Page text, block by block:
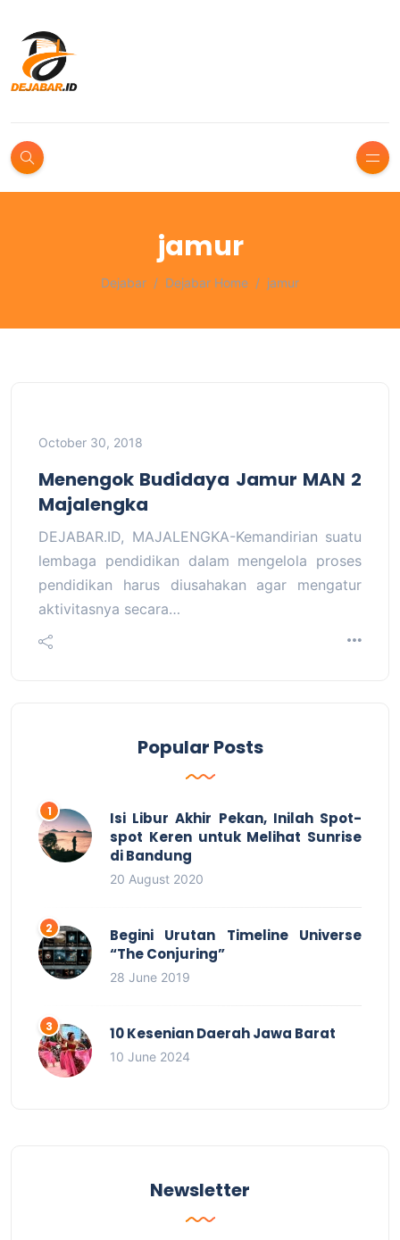
jamur
Dejabar Dejabar Home jamur
October 30, 2018
Menengok Budidaya Jamur MAN 2
Majalengka
DEJABAR.ID, MAJALENGKA-Kemandirian suatu
lembaga pendidikan dalam mengelola proses
pendidikan harus diusahakan agar mengatur
aktivitasnya secara…
Popular Posts
Isi Libur Akhir Pekan, Inilah Spot-
spot Keren untuk Melihat Sunrise
di Bandung
20 August 2020
Begini Urutan Timeline Universe
“The Conjuring”
28 June 2019
10 Kesenian Daerah Jawa Barat
10 June 2024
Newsletter